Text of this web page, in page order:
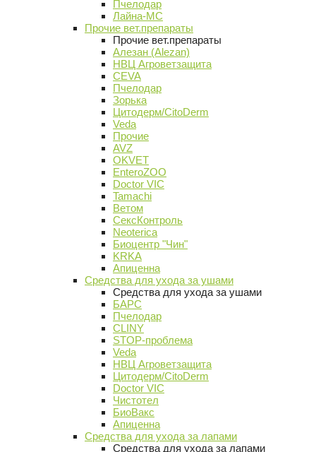
Пчелодар
Лайна-МС
Прочие вет.препараты
Прочие вет.препараты
Алезан (Alezan)
НВЦ Агроветзащита
CEVA
Пчелодар
Зорька
Цитодерм/CitoDerm
Veda
Прочие
AVZ
OKVET
EnteroZOO
Doctor VIC
Tamachi
Ветом
СексКонтроль
Neoterica
Биоцентр "Чин"
KRKA
Апиценна
Средства для ухода за ушами
Средства для ухода за ушами
БАРС
Пчелодар
CLINY
STOP-проблема
Veda
НВЦ Агроветзащита
Цитодерм/CitoDerm
Doctor VIC
Чистотел
БиоВакс
Апиценна
Средства для ухода за лапами
Средства для ухода за лапами